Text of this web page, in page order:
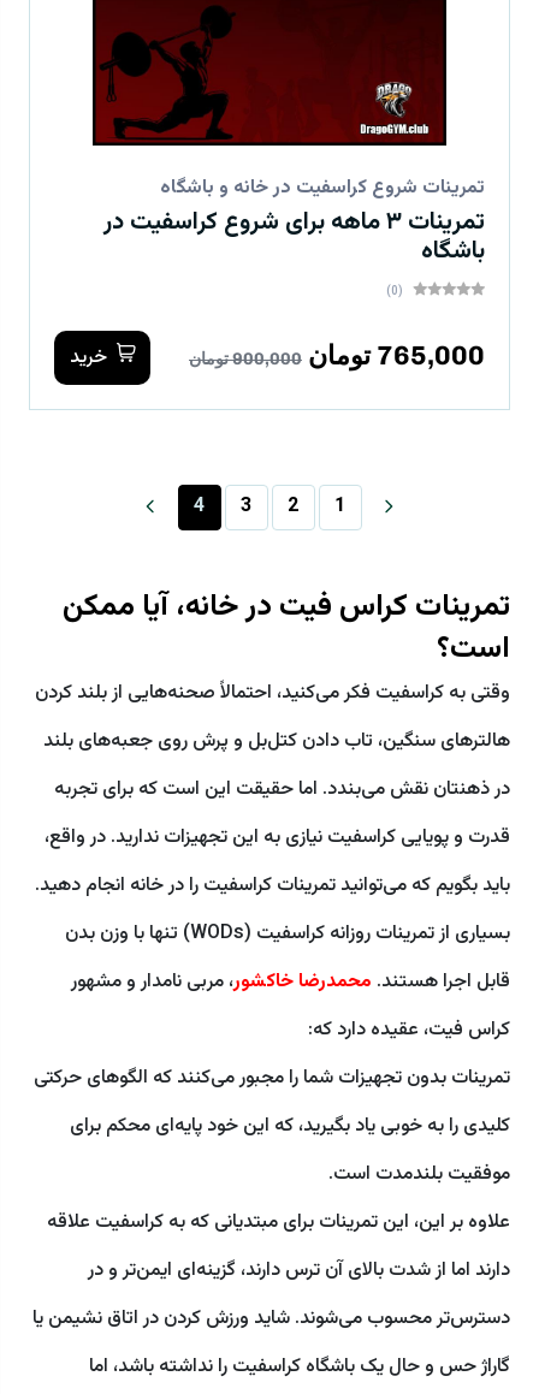
تمرینات شروع کراسفیت در خانه و باشگاه
تمرینات ۳ ماهه برای شروع کراسفیت در
باشگاه
(0)
765,000 تومان 900,000 تومان خرید
1
2
3
4
تمرینات کراس فیت در خانه، آیا ممکن
است؟
وقتی به کراسفیت فکر می‌کنید، احتمالاً صحنه‌هایی از بلند کردن
هالترهای سنگین، تاب دادن کتل‌بل و پرش روی جعبه‌های بلند
در ذهنتان نقش می‌بندد. اما حقیقت این است که برای تجربه
قدرت و پویایی کراسفیت نیازی به این تجهیزات ندارید. در واقع،
باید بگویم که می‌توانید تمرینات کراسفیت را در خانه انجام دهید.
بسیاری از تمرینات روزانه کراسفیت (WODs) تنها با وزن بدن
قابل اجرا هستند. محمدرضا خاکشور، مربی نامدار و مشهور
کراس فیت، عقیده دارد که:
تمرینات بدون تجهیزات شما را مجبور می‌کنند که الگوهای حرکتی
کلیدی را به خوبی یاد بگیرید، که این خود پایه‌ای محکم برای
موفقیت بلندمدت است.
علاوه بر این، این تمرینات برای مبتدیانی که به کراسفیت علاقه
دارند اما از شدت بالای آن ترس دارند، گزینه‌ای ایمن‌تر و در
دسترس‌تر محسوب می‌شوند. شاید ورزش کردن در اتاق نشیمن یا
گاراژ حس و حال یک باشگاه کراسفیت را نداشته باشد، اما